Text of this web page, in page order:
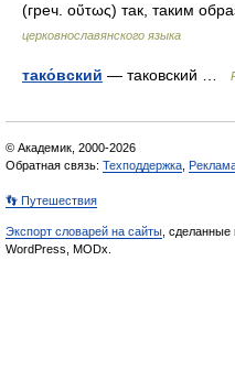
(греч. οὕτως) так, таким
церковнославянского языка
тако́вский — таковский …
© Академик, 2000-2026
Обратная связь: Техподдержка
👣 Путешествия
Экспорт словарей на сайты , сделанные
WordPress, MODx.